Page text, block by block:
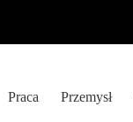
Praca Przemysł